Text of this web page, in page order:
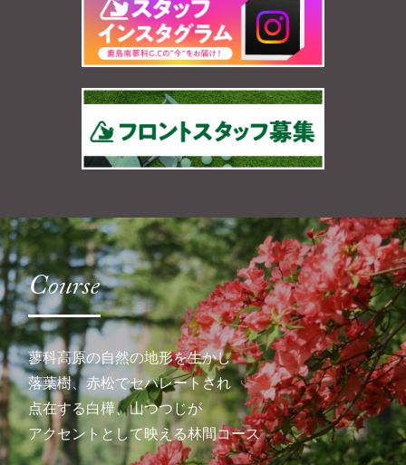
Course
蓼科高原の自然の地形を生かし
落葉樹、赤松でセパレートされ
点在する白樺、山つつじが
アクセントとして映える林間コース